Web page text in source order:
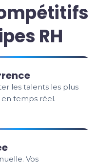
RH
les talents les plus
en temps réel.
Vos